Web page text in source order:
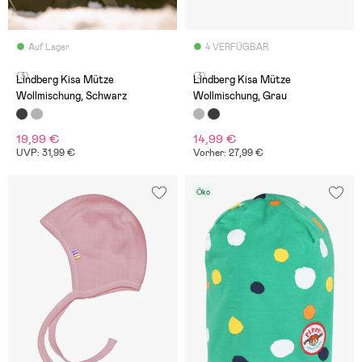
Auf Lager
(3)
Lindberg Kisa Mütze
Wollmischung, Schwarz
19,99 €
UVP: 31,99 €
4 VERFÜGBAR
(3)
Lindberg Kisa Mütze
Wollmischung, Grau
14,99 €
Vorher: 27,99 €
Öko